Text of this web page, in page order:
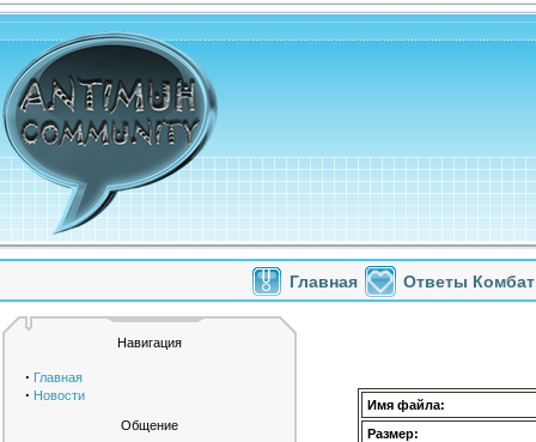
Главная Ответы Комбат
Навигация
· Главная
· Новости
Общение
Имя файла:
Размер: